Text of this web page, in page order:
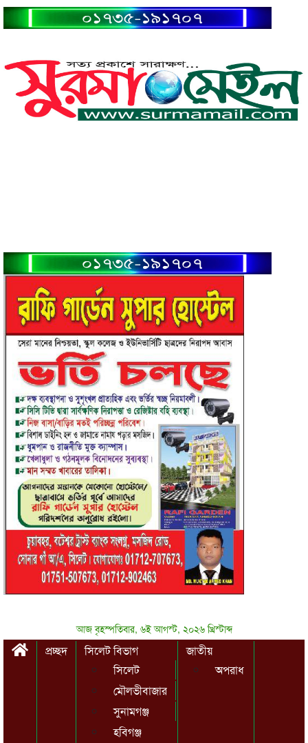
আজ বৃহস্পতিবার, ৬ই আগস্ট, ২০২৬ খ্রিস্টাব্দ
প্রচ্ছদ
সিলেট বিভাগ
সিলেট
মৌলভীবাজার
সুনামগঞ্জ
হবিগঞ্জ
জাতীয়
অপরাধ